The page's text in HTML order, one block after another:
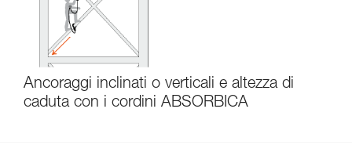
Ancoraggi inclinati o verticali e altezza di
caduta con i cordini ABSORBICA